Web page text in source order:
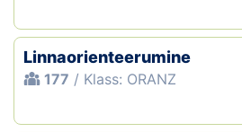
Linnaorienteerumine
177 / Klass: ORANZ